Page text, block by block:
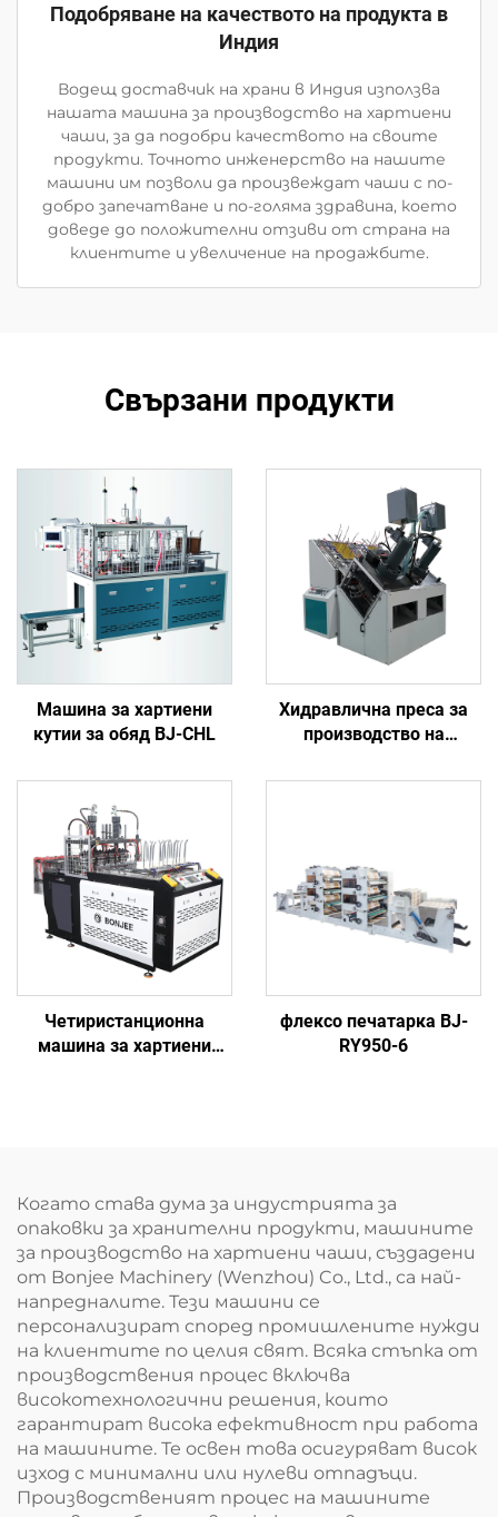
Подобряване на качеството на продукта в
Индия
Водещ доставчик на храни в Индия използва
нашата машина за производство на хартиени
чаши, за да подобри качеството на своите
продукти. Точното инженерство на нашите
машини им позволи да произвеждат чаши с по-
добро запечатване и по-голяма здравина, което
доведе до положителни отзиви от страна на
клиентите и увеличение на продажбите.
Свързани продукти
Машина за хартиени
кутии за обяд BJ-CHL
Хидравлична преса за
производство на
Четиристанционна
машина за хартиени
флексо печатарка BJ-
RY950-6
Когато става дума за индустрията за
опаковки за хранителни продукти, машините
за производство на хартиени чаши, създадени
от Bonjee Machinery (Wenzhou) Co., Ltd., са най-
напредналите. Тези машини се
персонализират според промишлените нужди
на клиентите по целия свят. Всяка стъпка от
производствения процес включва
високотехнологични решения, които
гарантират висока ефективност при работа
на машините. Те освен това осигуряват висок
изход с минимални или нулеви отпадъци.
Производственият процес на машините